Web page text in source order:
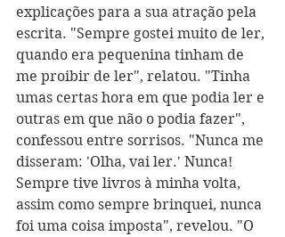
explicações para a sua atração pela
escrita. "Sempre gostei muito de ler,
quando era pequenina tinham de
me proibir de ler", relatou. "Tinha
umas certas hora em que podia ler e
outras em que não o podia fazer",
confessou entre sorrisos. "Nunca me
disseram: 'Olha, vai ler.' Nunca!
Sempre tive livros à minha volta,
assim como sempre brinquei, nunca
foi uma coisa imposta", revelou. "O